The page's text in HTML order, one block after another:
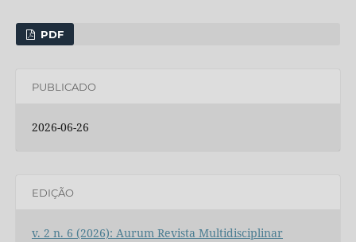
PDF
PUBLICADO
2026-06-26
EDIÇÃO
v. 2 n. 6 (2026): Aurum Revista Multidisciplinar